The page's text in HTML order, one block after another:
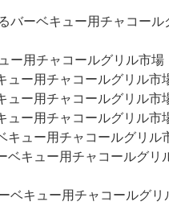
バーベキュー用チャコール
ー用チャコールグリル市
ュー用チャコールグリル市
ュー用チャコールグリル市
ュー用チャコールグリル市
キュー用チャコールグリル
ベキュー用チャコールグリ
ベキュー用チャコールグ